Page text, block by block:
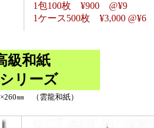
1包100枚 ¥900 @¥9
1ケース500枚 ¥3,000 @¥6
級和紙
リーズ
㎜ （雲龍和紙）